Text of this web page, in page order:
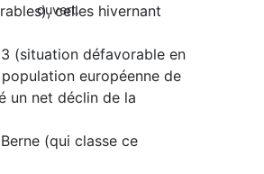
celles hivernant
(situation défavorable en
européenne de
un net déclin de la
(qui classe ce